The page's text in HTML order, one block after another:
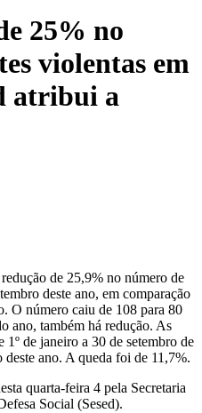
25% no
violentas em
atribui a
de 25,9% no número de
deste ano, em comparação
O número caiu de 108 para 80
ano, também há redução. As
de janeiro a 30 de setembro de
ano. A queda foi de 11,7%.
quarta-feira 4 pela Secretaria
Social (Sesed).